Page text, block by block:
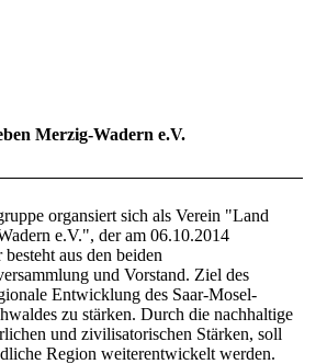
Merzig-Wadern e.V.
organsiert sich als Verein "Land
e.V.", der am 06.10.2014
aus den beiden
und Vorstand. Ziel des
Entwicklung des Saar-Mosel-
zu stärken. Durch die nachhaltige
und zivilisatorischen Stärken, soll
Region weiterentwickelt werden.